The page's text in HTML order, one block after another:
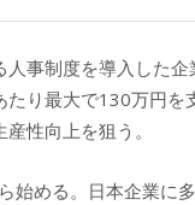
事制度を導入した
り最大で130万円を
性向上を狙う。
める。日本企業に